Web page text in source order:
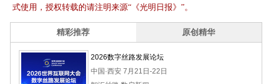
式使用，授权转载的请注明来源“《光明日报》”。